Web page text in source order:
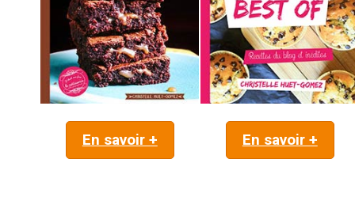
En savoir + En savoir +